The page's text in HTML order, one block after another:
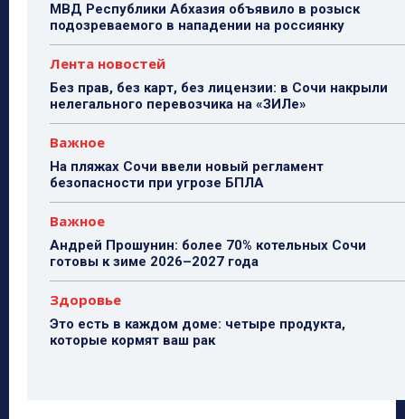
МВД Республики Абхазия объявило в розыск
подозреваемого в нападении на россиянку
Лента новостей
Без прав, без карт, без лицензии: в Сочи накрыли
нелегального перевозчика на «ЗИЛе»
Важное
На пляжах Сочи ввели новый регламент
безопасности при угрозе БПЛА
Важное
Андрей Прошунин: более 70% котельных Сочи
готовы к зиме 2026–2027 года
Здоровье
Это есть в каждом доме: четыре продукта,
которые кормят ваш рак